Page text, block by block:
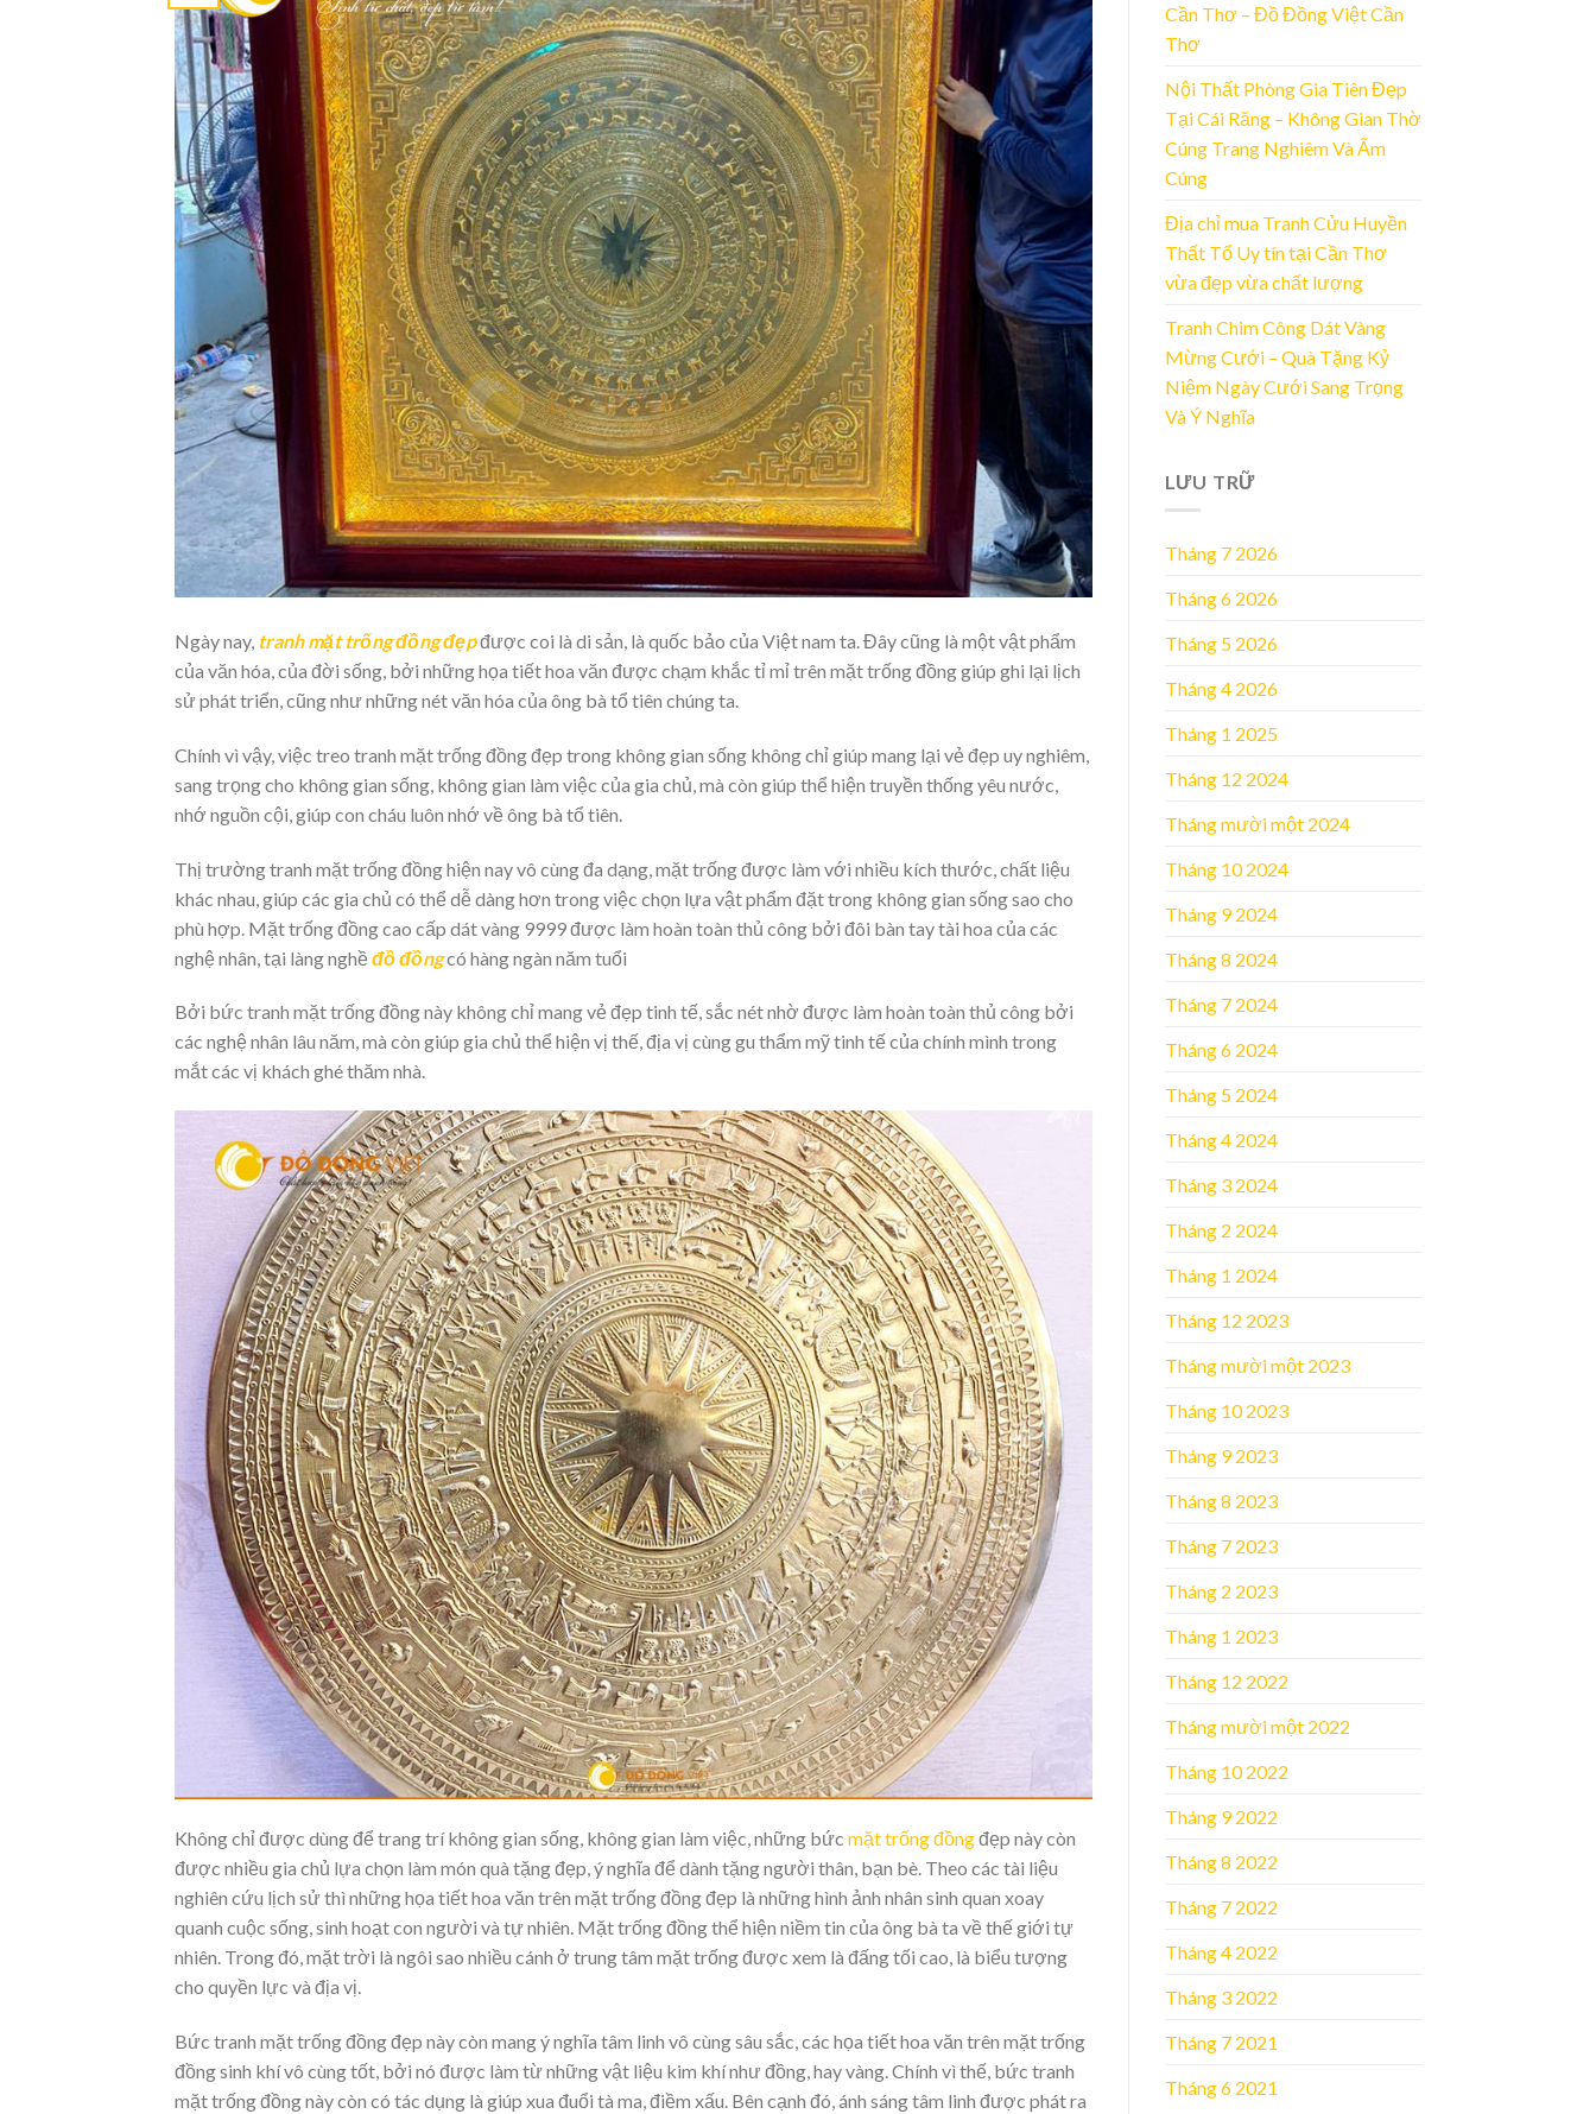
Ngày nay, tranh mặt trống đồng đẹpđược coi là di sản, là quốc bảo của Việt nam ta. Đây cũng là một vật phẩm
của văn hóa, của đời sống, bởi những họa tiết hoa văn được chạm khắc tỉ mỉ trên mặt trống đồng giúp ghi lại lịch
sử phát triển, cũng như những nét văn hóa của ông bà tổ tiên chúng ta.
Chính vì vậy, việc treo tranh mặt trống đồng đẹp trong không gian sống không chỉ giúp mang lại vẻ đẹp uy nghiêm,
sang trọng cho không gian sống, không gian làm việc của gia chủ, mà còn giúp thể hiện truyền thống yêu nước,
nhớ nguồn cội, giúp con cháu luôn nhớ về ông bà tổ tiên.
Thị trường tranh mặt trống đồng hiện nay vô cùng đa dạng, mặt trống được làm với nhiều kích thước, chất liệu
khác nhau, giúp các gia chủ có thể dễ dàng hơn trong việc chọn lựa vật phẩm đặt trong không gian sống sao cho
phù hợp. Mặt trống đồng cao cấp dát vàng 9999 được làm hoàn toàn thủ công bởi đôi bàn tay tài hoa của các
nghệ nhân, tại làng nghề đồ đồngcó hàng ngàn năm tuổi
Bởi bức tranh mặt trống đồng này không chỉ mang vẻ đẹp tinh tế, sắc nét nhờ được làm hoàn toàn thủ công bởi
các nghệ nhân lâu năm, mà còn giúp gia chủ thể hiện vị thế, địa vị cùng gu thẩm mỹ tinh tế của chính mình trong
mắt các vị khách ghé thăm nhà.
Không chỉ được dùng để trang trí không gian sống, không gian làm việc, những bức mặt trống đồngđẹp này còn
được nhiều gia chủ lựa chọn làm món quà tặng đẹp, ý nghĩa để dành tặng người thân, bạn bè. Theo các tài liệu
nghiên cứu lịch sử thì những họa tiết hoa văn trên mặt trống đồng đẹp là những hình ảnh nhân sinh quan xoay
quanh cuộc sống, sinh hoạt con người và tự nhiên. Mặt trống đồng thể hiện niềm tin của ông bà ta về thế giới tự
nhiên. Trong đó, mặt trời là ngôi sao nhiều cánh ở trung tâm mặt trống được xem là đấng tối cao, là biểu tượng
cho quyền lực và địa vị.
Bức tranh mặt trống đồng đẹp này còn mang ý nghĩa tâm linh vô cùng sâu sắc, các họa tiết hoa văn trên mặt trống
đồng sinh khí vô cùng tốt, bởi nó được làm từ những vật liệu kim khí như đồng, hay vàng. Chính vì thế, bức tranh
mặt trống đồng này còn có tác dụng là giúp xua đuổi tà ma, điềm xấu. Bên cạnh đó, ánh sáng tâm linh được phát ra
Cần Thơ – Đồ Đồng Việt Cần
Thơ
Nội Thất Phòng Gia Tiên Đẹp
Tại Cái Răng – Không Gian Thờ
Cúng Trang Nghiêm Và Ấm
Cúng
Địa chỉ mua Tranh Cửu Huyền
Thất Tổ Uy tín tại Cần Thơ
vừa đẹp vừa chất lượng
Tranh Chim Công Dát Vàng
Mừng Cưới – Quà Tặng Kỷ
Niệm Ngày Cưới Sang Trọng
Và Ý Nghĩa
LƯU TRỮ
Tháng 7 2026
Tháng 6 2026
Tháng 5 2026
Tháng 4 2026
Tháng 1 2025
Tháng 12 2024
Tháng mười một 2024
Tháng 10 2024
Tháng 9 2024
Tháng 8 2024
Tháng 7 2024
Tháng 6 2024
Tháng 5 2024
Tháng 4 2024
Tháng 3 2024
Tháng 2 2024
Tháng 1 2024
Tháng 12 2023
Tháng mười một 2023
Tháng 10 2023
Tháng 9 2023
Tháng 8 2023
Tháng 7 2023
Tháng 2 2023
Tháng 1 2023
Tháng 12 2022
Tháng mười một 2022
Tháng 10 2022
Tháng 9 2022
Tháng 8 2022
Tháng 7 2022
Tháng 4 2022
Tháng 3 2022
Tháng 7 2021
Tháng 6 2021